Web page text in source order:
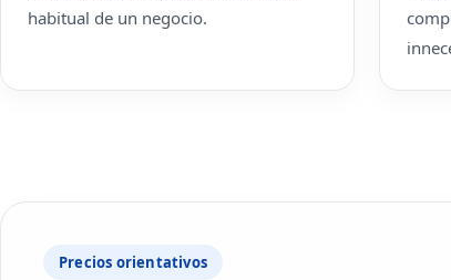
habitual de un negocio.
Precios orientativos